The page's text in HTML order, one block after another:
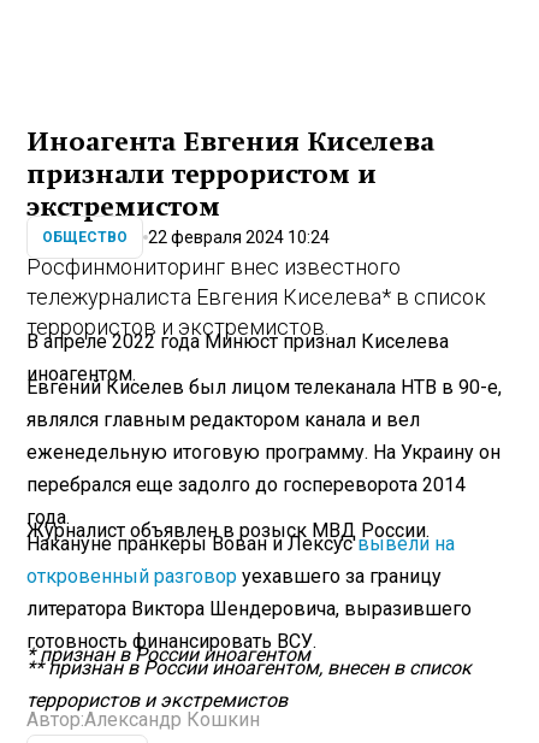
Иноагента Евгения Киселева
признали террористом и
экстремистом
ОБЩЕСТВО 22 февраля 2024 10:24
Росфинмониторинг внес известного
тележурналиста Евгения Киселева* в список
террористов и экстремистов.
В апреле 2022 года Минюст признал Киселева
иноагентом.
Евгений Киселев был лицом телеканала НТВ в 90-е,
являлся главным редактором канала и вел
еженедельную итоговую программу. На Украину он
перебрался еще задолго до госпереворота 2014
года.
Журналист объявлен в розыск МВД России.
Накануне пранкеры Вован и Лексусвывели на
откровенный разговоруехавшего за границу
литератора Виктора Шендеровича, выразившего
готовность финансировать ВСУ.
* признан в России иноагентом
** признан в России иноагентом, внесен в список
террористов и экстремистов
Автор:Александр Кошкин